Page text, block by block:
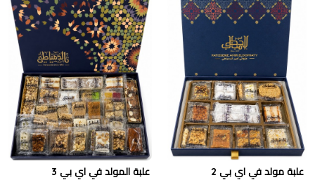
علبة مولد في اي بي 2 علبة المولد في اي بي 3